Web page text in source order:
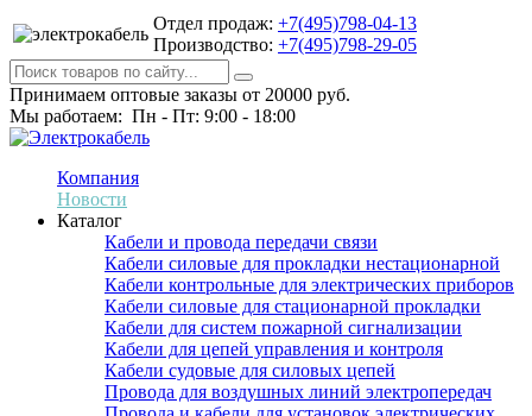
Отдел продаж: +7(495)798-04-13
Производство: +7(495)798-29-05
Принимаем оптовые заказы от 20000 руб.
Мы работаем: Пн - Пт: 9:00 - 18:00
Компания
Новости
Каталог
Кабели и провода передачи связи
Кабели силовые для прокладки нестационарной
Кабели контрольные для электрических приборов
Кабели силовые для стационарной прокладки
Кабели для систем пожарной сигнализации
Кабели для цепей управления и контроля
Кабели судовые для силовых цепей
Провода для воздушных линий электропередач